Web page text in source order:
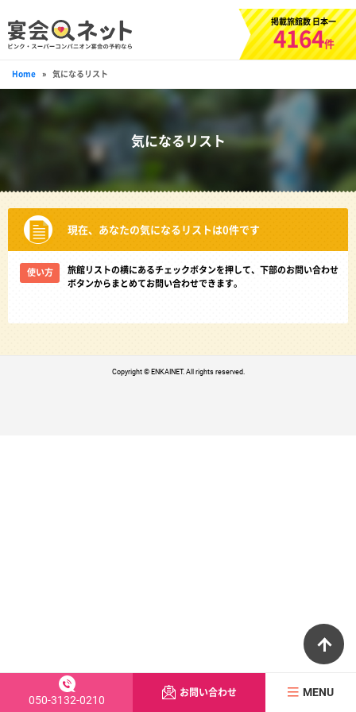
掲載旅館数 日本一
4164件
050-3132-0210
お問い合わせ MENU
Home » 気になるリスト
気になるリスト
現在、あなたの気になるリストは0件です
使い方
旅館リストの横にあるチェックボタンを押して、下部のお問い合わせ
ボタンからまとめてお問い合わせできます。
Copyright © ENKAINET. All rights reserved.